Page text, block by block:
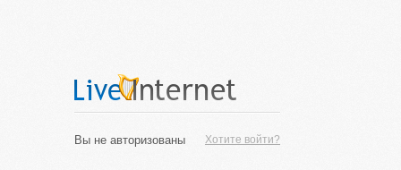
Хотите войти?
Вы не авторизованы